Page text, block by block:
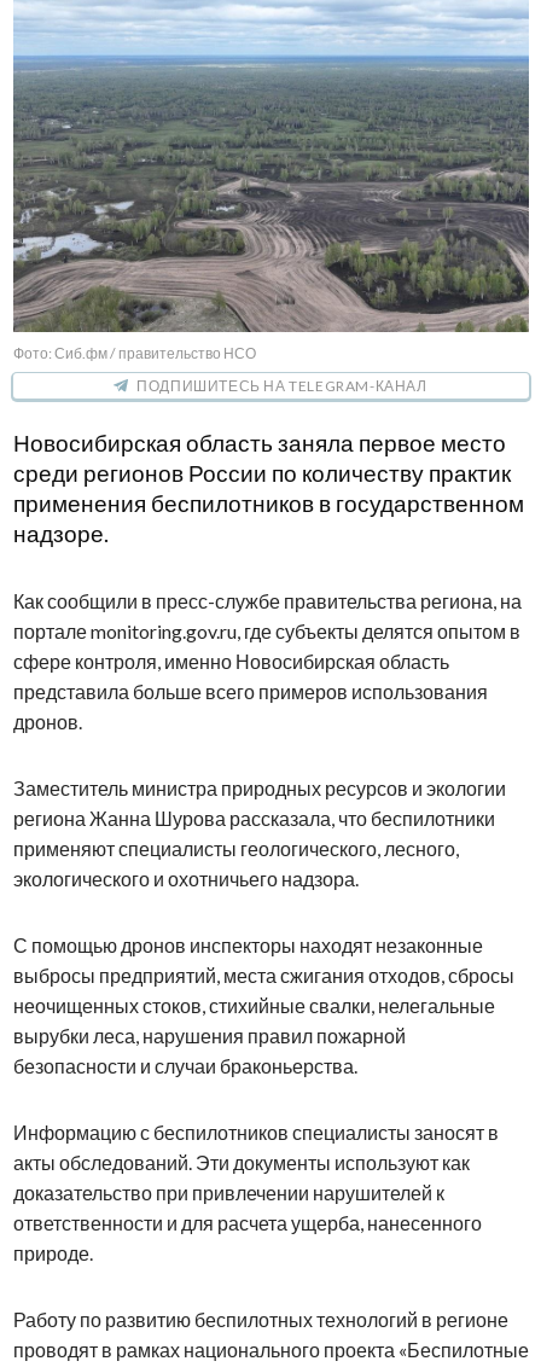
Фото: Сиб.фм / правительство НСО
ПОДПИШИТЕСЬ НА TELEGRAM-КАНАЛ
Новосибирская область заняла первое место
среди регионов России по количеству практик
применения беспилотников в государственном
надзоре.
Как сообщили в пресс-службе правительства региона, на
портале monitoring.gov.ru, где субъекты делятся опытом в
сфере контроля, именно Новосибирская область
представила больше всего примеров использования
дронов.
Заместитель министра природных ресурсов и экологии
региона Жанна Шурова рассказала, что беспилотники
применяют специалисты геологического, лесного,
экологического и охотничьего надзора.
С помощью дронов инспекторы находят незаконные
выбросы предприятий, места сжигания отходов, сбросы
неочищенных стоков, стихийные свалки, нелегальные
вырубки леса, нарушения правил пожарной
безопасности и случаи браконьерства.
Информацию с беспилотников специалисты заносят в
акты обследований. Эти документы используют как
доказательство при привлечении нарушителей к
ответственности и для расчета ущерба, нанесенного
природе.
Работу по развитию беспилотных технологий в регионе
проводят в рамках национального проекта «Беспилотные